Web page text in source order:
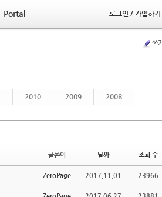
Portal 로그인 / 가입하기
쓰기
2010 2009
2008
글쓴이 날짜 조회 수
ZeroPage 2017.11.01 23966